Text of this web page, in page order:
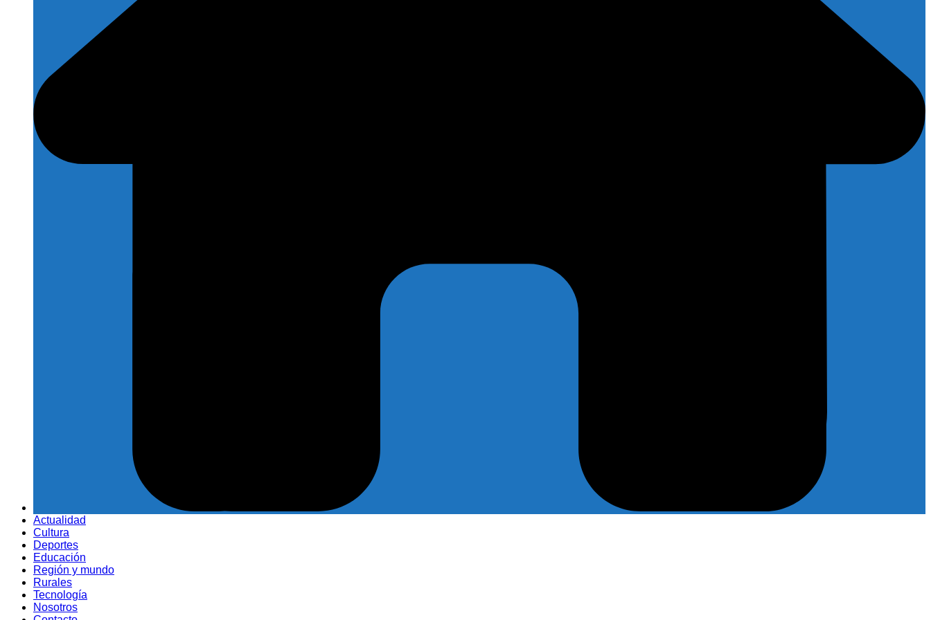
Actualidad
Cultura
Deportes
Educación
Región y mundo
Rurales
Tecnología
Nosotros